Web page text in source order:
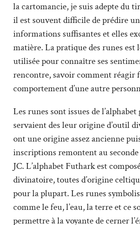
la cartomancie, je suis adepte du
il est souvent difficile de prédire
informations suffisantes et elles
matière. La pratique des runes est
utilisée pour connaître ses
rencontre, savoir comment réagir
comportement d’une autre
Les runes sont issues de
servaient des leur origine d’outil
ont une origine assez ancienne
inscriptions remontent au
JC. L’alphabet Futhark est
divinatoire, toutes d’origine
pour la plupart. Les runes
comme le feu, l’eau, la terre et ce
permettre à la voyante de cerner